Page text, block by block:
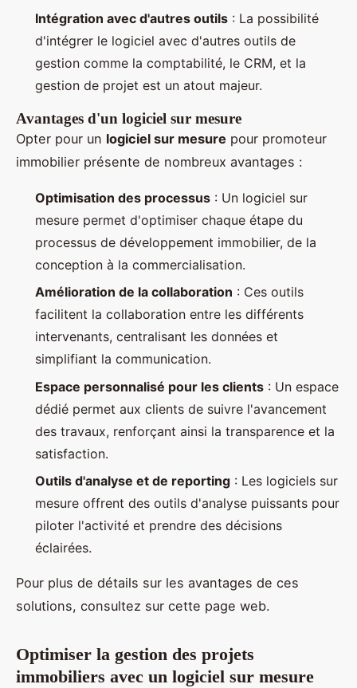
Intégration avec d'autres outils : La possibilité
d'intégrer le logiciel avec d'autres outils de
gestion comme la comptabilité, le CRM, et la
gestion de projet est un atout majeur.
Avantages d'un logiciel sur mesure
Opter pour un logiciel sur mesure pour promoteur
immobilier présente de nombreux avantages :
Optimisation des processus : Un logiciel sur
mesure permet d'optimiser chaque étape du
processus de développement immobilier, de la
conception à la commercialisation.
Amélioration de la collaboration : Ces outils
facilitent la collaboration entre les différents
intervenants, centralisant les données et
simplifiant la communication.
Espace personnalisé pour les clients : Un espace
dédié permet aux clients de suivre l'avancement
des travaux, renforçant ainsi la transparence et la
satisfaction.
Outils d'analyse et de reporting : Les logiciels sur
mesure offrent des outils d'analyse puissants pour
piloter l'activité et prendre des décisions
éclairées.
Pour plus de détails sur les avantages de ces
solutions, consultez sur cette page web.
Optimiser la gestion des projets
immobiliers avec un logiciel sur mesure